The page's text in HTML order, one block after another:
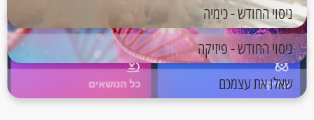
ניסוי החודש - כימיה
ניסוי החודש - פיזיקה
שאלו את עצמכם